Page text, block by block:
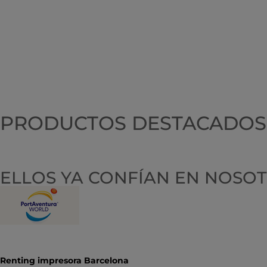
PRODUCTOS DESTACADOS
ELLOS YA CONFÍAN EN
Renting impresora Barcelona